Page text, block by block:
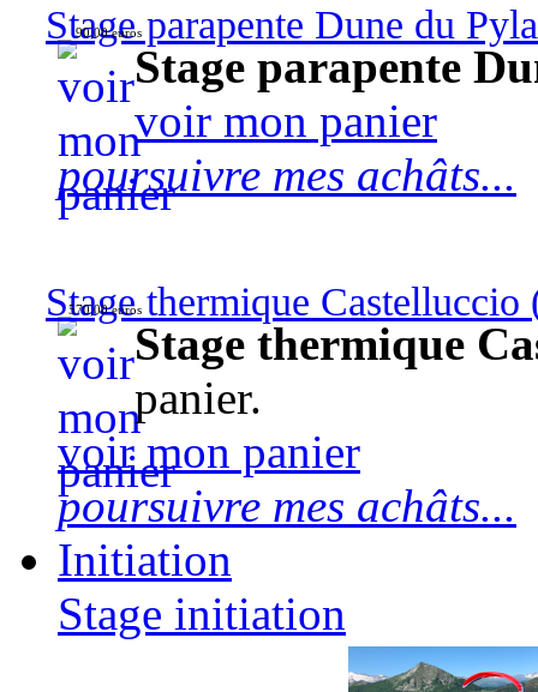
Stage parapente Dune du
90,00 euros
Stage parapente
voir mon panier
poursuivre mes achâts...
Stage thermique Castelluccio
570,00 euros
Stage thermique
panier.
voir mon panier
poursuivre mes achâts...
Initiation
Stage initiation